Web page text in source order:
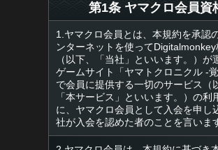
第1条 ヤマクロ会員資
1.ヤマクロ会員とは、本規約を承認
ンターネットを使ってDigitalmonkey
（以下、「当社」といいます。）が
ゲームサイト「ヤマトクロニクル -
で会員に提供する一切のサービス（
「本サービス」といいます。）の利
に、ヤマクロ会員として入会を申し
社が入会を認めた者のことを言いま